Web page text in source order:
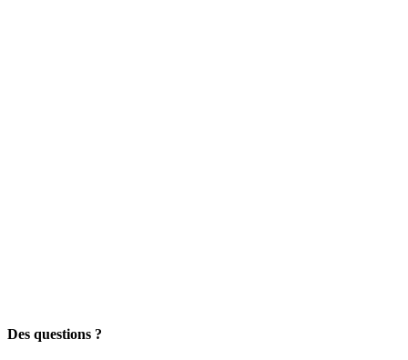
Des questions ?